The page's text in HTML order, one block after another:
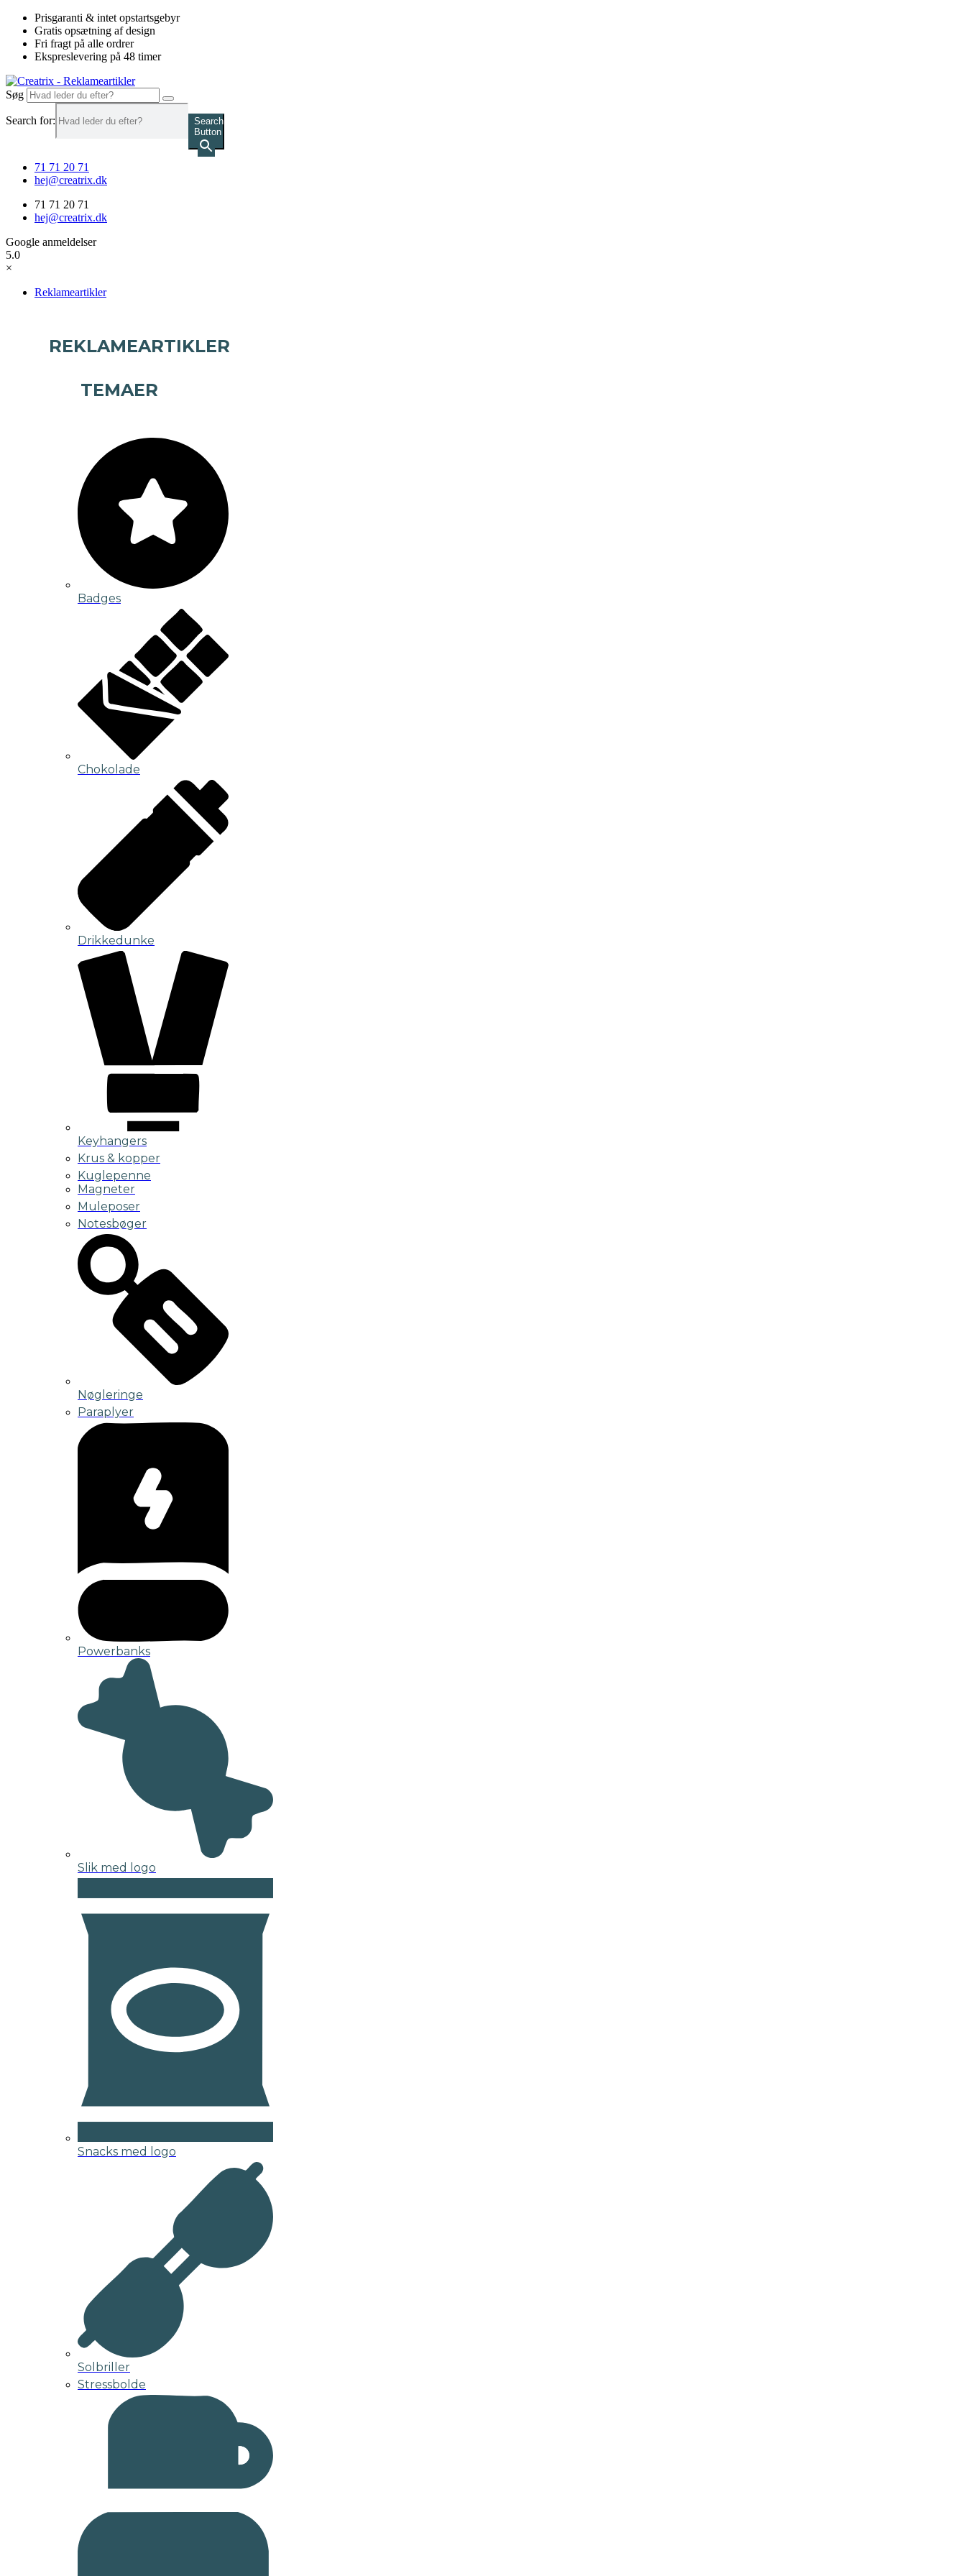
Videre
indhold
Prisgaranti & intet opstartsgebyr
Gratis opsætning af design
Fri fragt på alle ordrer
Ekspreslevering på 48 timer
Søg
Search for:
Search
Button
71 71 20 71
hej@creatrix.dk
71 71 20 71
hej@creatrix.dk
Google anmeldelser
5.0
×
Reklameartikler
REKLAMEARTIKLER
TEMAER
Badges
Chokolade
Drikkedunke
Keyhangers
Krus & kopper
Kuglepenne
Magneter
Muleposer
Notesbøger
Nøgleringe
Paraplyer
Powerbanks
Slik med logo
Snacks med logo
Solbriller
Stressbolde